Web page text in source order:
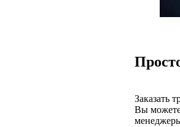
Заказать
Вы можете